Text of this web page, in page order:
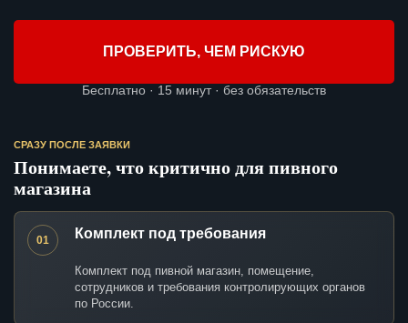
ПРОВЕРИТЬ, ЧЕМ РИСКУЮ
Бесплатно · 15 минут · без обязательств
СРАЗУ ПОСЛЕ ЗАЯВКИ
Понимаете, что критично для пивного
магазина
01 Комплект под требования
Комплект под пивной магазин, помещение,
сотрудников и требования контролирующих органов
по России.